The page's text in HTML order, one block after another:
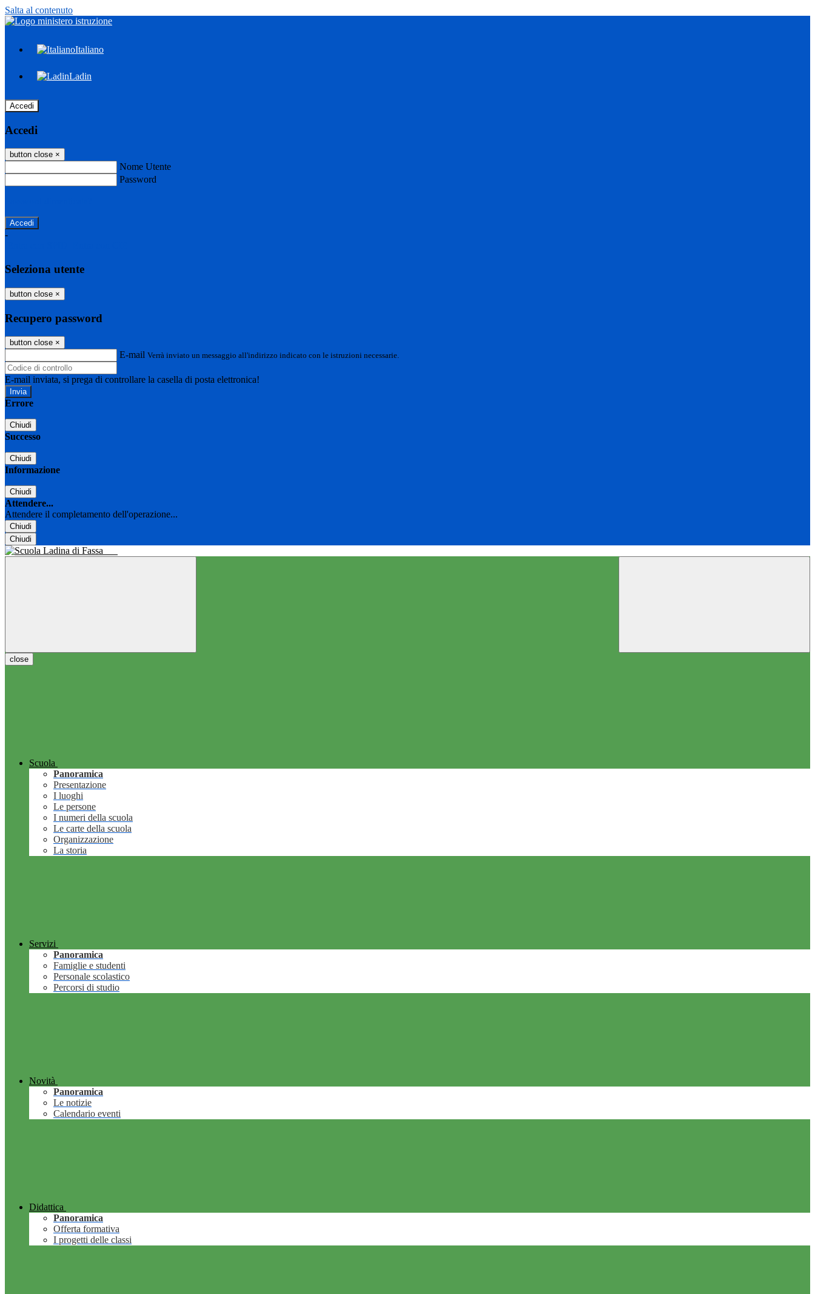
Salta al contenuto
Italiano
Ladin
Accedi
Accedi
button close ×
Nome Utente
Password
-
Seleziona utente
button close ×
Recupero password
button close ×
E-mail Verrà inviato un messaggio all'indirizzo indicato con le istruzioni necessarie.
E-mail inviata, si prega di controllare la casella di posta elettronica!
Errore
Chiudi
Successo
Chiudi
Informazione
Chiudi
Attendere...
Attendere il completamento dell'operazione...
Chiudi
Chiudi
close
Scuola
Panoramica
Presentazione
I luoghi
Le persone
I numeri della scuola
Le carte della scuola
Organizzazione
La storia
Servizi
Panoramica
Famiglie e studenti
Personale scolastico
Percorsi di studio
Novità
Panoramica
Le notizie
Calendario eventi
Didattica
Panoramica
Offerta formativa
I progetti delle classi